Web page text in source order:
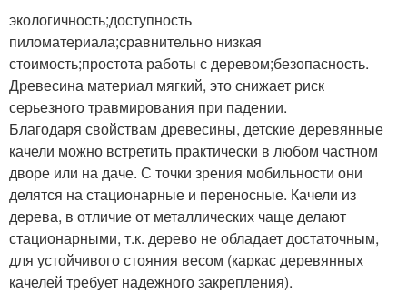
экологичность;доступность
пиломатериала;сравнительно низкая
стоимость;простота работы с деревом;безопасность.
Древесина материал мягкий, это снижает риск
серьезного травмирования при падении.
Благодаря свойствам древесины, детские деревянные
качели можно встретить практически в любом частном
дворе или на даче. С точки зрения мобильности они
делятся на стационарные и переносные. Качели из
дерева, в отличие от металлических чаще делают
стационарными, т.к. дерево не обладает достаточным,
для устойчивого стояния весом (каркас деревянных
качелей требует надежного закрепления).